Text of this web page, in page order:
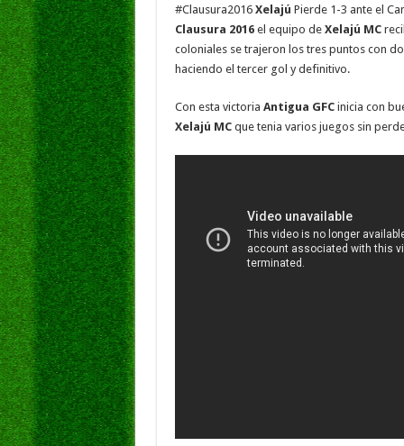
e
b
o
o
k
tt
er
at
sA
p
p
ai
l
k
e
n
#Clausura2016 Xelajú Pierde 1-3 ante el
Clausura 2016el equipo de Xelajú MC
coloniales se trajeron los tres puntos con
haciendo el tercer gol y definitivo.
Con esta victoria Antigua GFCinicia con
Xelajú MCque tenia varios juegos sin